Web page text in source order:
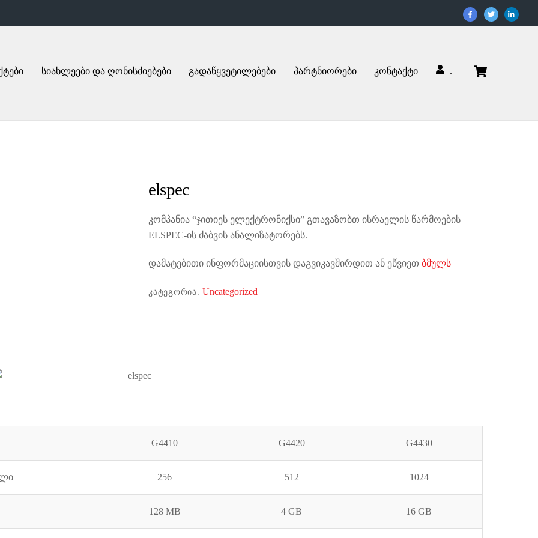
სიახლეები და ღონისძიებები გადაწყვეტილებები პარტნიორები კონტაქტი .
elspec
კომპანია “ჯითიეს ელექტრონიქსი” გთავაზობთ ისრაელის წარმოების
ELSPEC-ის ძაბვის ანალიზატორებს.
დამატებითი ინფორმაციისთვის დაგვიკავშირდით ან ეწვიეთბმულს
ᲙᲐᲢᲔᲒᲝᲠᲘᲐ:Uncategorized
G4410 G4420 G4430
256 512 1024
128 MB 4 GB 16 GB